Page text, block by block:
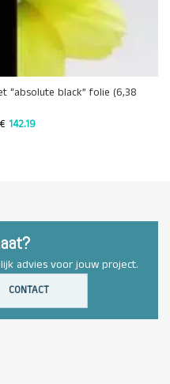
“absolute black” folie (6,38
142.19
advies voor jouw project.
CONTACT